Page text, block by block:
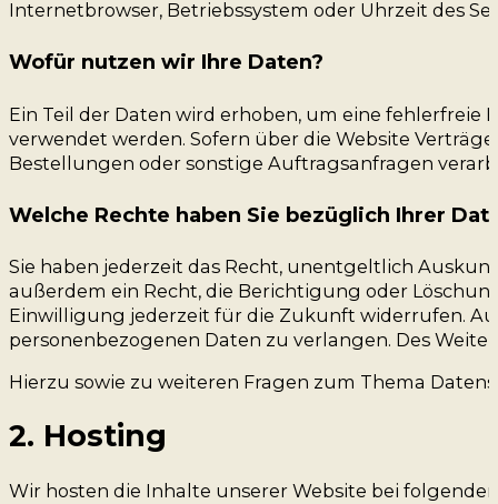
Internetbrowser, Betriebssystem oder Uhrzeit des
Wofür nutzen wir Ihre Daten?
Ein Teil der Daten wird erhoben, um eine
verwendet werden. Sofern über die Website
Bestellungen oder sonstige Auftragsanfragen
Welche Rechte haben Sie bezüglich Ihrer
Sie haben jederzeit das Recht, unentgeltlich
außerdem ein Recht, die Berichtigung oder
Einwilligung jederzeit für die Zukunft widerrufen.
personenbezogenen Daten zu verlangen. Des
Hierzu sowie zu weiteren Fragen zum Thema
2. Hosting
Wir hosten die Inhalte unserer Website bei